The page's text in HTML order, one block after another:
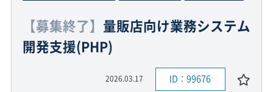
【募集終了】 量販店向け業務システム
開発支援(PHP)
2026.03.17 ID：99676